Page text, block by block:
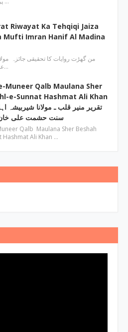
Riwayat Ka Tehqiqi Jaiza
Mufti Imran Hanif Al Madina
من گھڑت روایات کا تحقیقی جائزہ
عمران حنیف قا…
Muneer Qalb Maulana Sher
e-Sunnat Hashmat Ali Khan
سنت حشمت علی خان
Qalb Maulana Sher Beshah
Hashmat Ali Khan …